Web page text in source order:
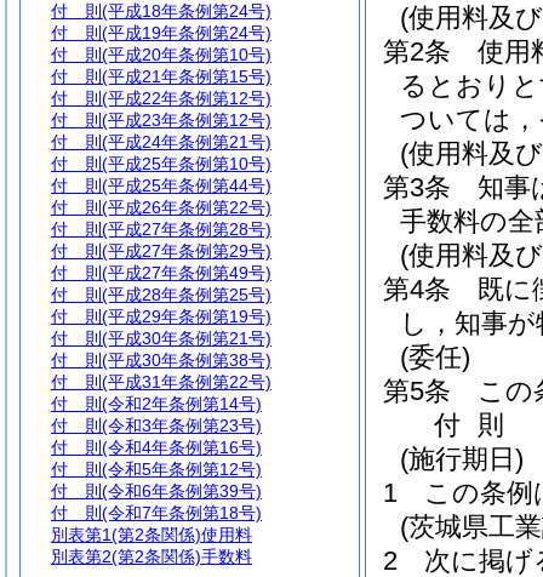
(使用料及
第2条
使用
るとおり
ついては
(使用料及
第3条
知事
手数料の
(使用料及
第4条
既に
し，知事
(委任)
第5条
この
付 則
(施行期日)
1
この条例
(茨城県工
2
次に掲げ
付 則 (平成18年条例第24号)
付 則 (平成19年条例第24号)
付 則 (平成20年条例第10号)
付 則 (平成21年条例第15号)
付 則 (平成22年条例第12号)
付 則 (平成23年条例第12号)
付 則 (平成24年条例第21号)
付 則 (平成25年条例第10号)
付 則 (平成25年条例第44号)
付 則 (平成26年条例第22号)
付 則 (平成27年条例第28号)
付 則 (平成27年条例第29号)
付 則 (平成27年条例第49号)
付 則 (平成28年条例第25号)
付 則 (平成29年条例第19号)
付 則 (平成30年条例第21号)
付 則 (平成30年条例第38号)
付 則 (平成31年条例第22号)
付 則 (令和2年条例第14号)
付 則 (令和3年条例第23号)
付 則 (令和4年条例第16号)
付 則 (令和5年条例第12号)
付 則 (令和6年条例第39号)
付 則 (令和7年条例第18号)
別表第1(第2条関係)使用料
別表第2(第2条関係)手数料